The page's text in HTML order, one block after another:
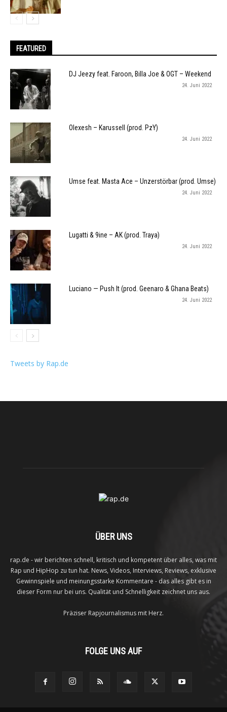
FEATURED
DJ Jeezy feat. Faroon, Billa Joe & OGT – Weekend
24. Juni 2022
Olexesh – Karussell (prod. PzY)
24. Juni 2022
Umse feat. Masta Ace – Unzerstörbar (prod. Umse)
24. Juni 2022
Lugatti & 9ine – AK (prod. Traya)
24. Juni 2022
Luciano — Push It (prod. Geenaro & Ghana Beats)
24. Juni 2022
Tweets by Rap.de
ÜBER UNS
rap.de - wir berichten schnell, kritisch und kompetent über alles, was mit
Rap und HipHop zu tun hat. News, Videos, Interviews, Reviews, exklusive
Gewinnspiele und meinungsstarke Kommentare - das alles gibt es in
dieser Form nur bei uns. Qualität und Schnelligkeit zeichnet uns aus.
Präziser Rapjournalismus mit Herz.
FOLGE UNS AUF